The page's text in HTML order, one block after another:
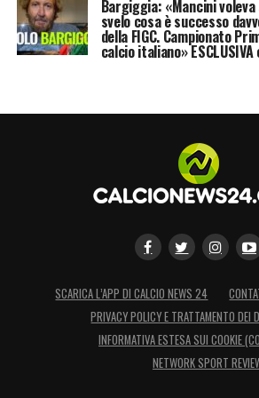
Bargiggia: «Mancini voleva
svelo cosa è successo
della FIGC. Campionato
calcio italiano» ESCLUSIVA
SCARICA L’APP DI CALCIO NEWS 24
PRIVACY POLICY E TRATTAMENTO DEI
INFORMATIVA ESTESA SUI COOKIE
NETWORK SPORT